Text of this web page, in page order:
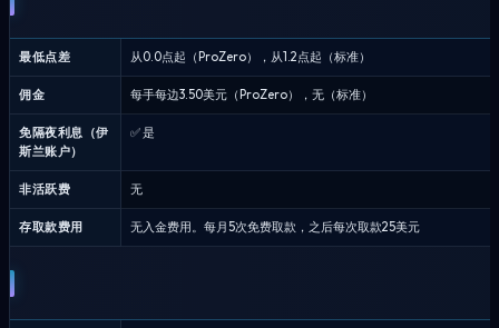
最低点差 从0.0点起（ProZero），从1.2点起（标准）
佣金 每手每边3.50美元（ProZero），无（标准）
免隔夜利息（伊
斯兰账户）
✅ 是
非活跃费 无
存取款费用 无入金费用。每月5次免费取款，之后每次取款25美元